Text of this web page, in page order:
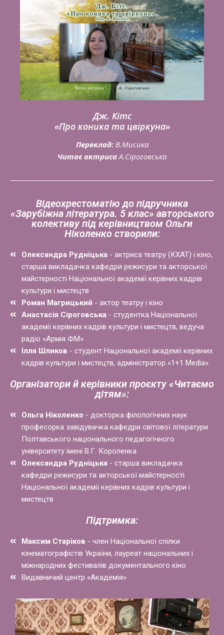
Дж. Кітс
«Про коника та цвіркуна»
Переклад:В.Мисика
Читає актрисаА.Сіроговська
Відеохрестоматію до підручника
«Зарубіжна література. 5 клас» авторського
колективу під керівництвом Ольги
Ніколенко створили:
Олександра Рудніцька- актриса театру (КХАТ) і кіно,
старша викладачка кафедри режисури та акторської
майстерності Національної академії керівних кадрів
культури і мистецтв
Роман Магрицький - актор театру і кіно
Анастасія Сіроговська- студентка Національної
академії керівних кадрів культури і мистецтв, ведуча
радіо «Армія ФМ»
Ілля Шликов - студент Національної академії керівних
кадрів культури і мистецтв, адміністратор «1+1 Media»
Організатори й керівники проєкту «Читаємо
дітям»:
Ольга Ніколенко - докторка філологічних наук
професорка завідувачка кафедри світової літератури
Полтавського національного педагогічного
університету імені В.Г. Короленка
Олександра Рудніцька- старша викладачка
кафедри режисури та акторської майстерності
Національної академії керівних кадрів культури і
мистецтв
Підтримка:
Максим Старіков - член Національної спілки
кінематографістів України, лауреат національних і
міжнародних фестивалів документального кіно
Видавничий центр «Академія»